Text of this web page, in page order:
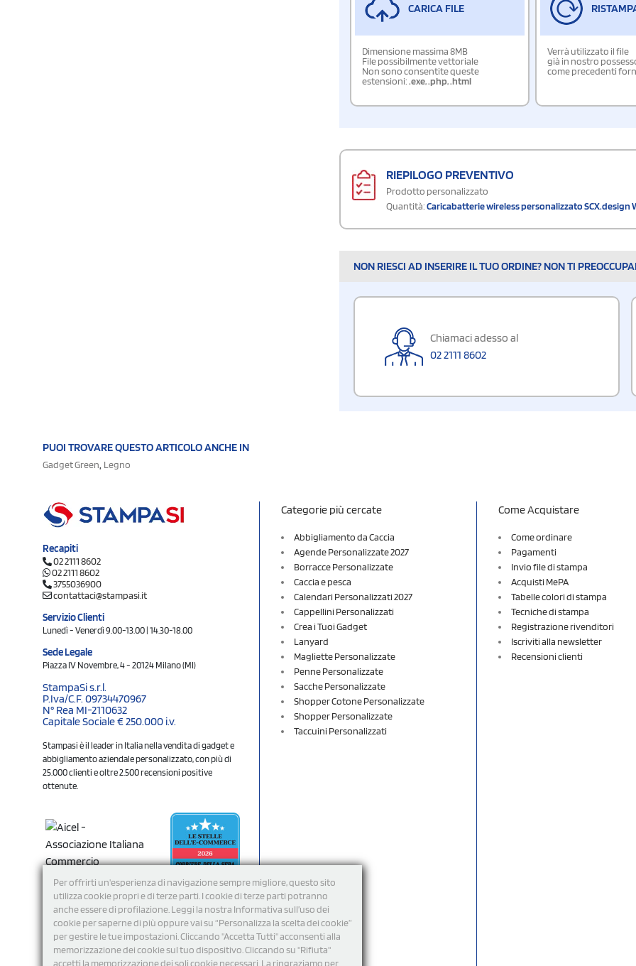
Per offrirti un'esperienza di navigazione sempre migliore, questo sito
utilizza cookie propri e di terze parti. I cookie di terze parti potranno
anche essere di profilazione. Leggi la nostra Informativa sull’uso dei
cookie per saperne di più oppure vai su “Personalizza la scelta dei cookie”
per gestire le tue impostazioni. Cliccando "Accetta Tutti" acconsenti alla
memorizzazione dei cookie sul tuo dispositivo. Cliccando su "Rifiuta"
accetti la memorizzazione dei soli cookie necessari. La ringraziamo per
CARICA FILE
Dimensione massima 8MB
File possibilmente vettoriale
Non sono consentite queste
estensioni:.exe,.php,.html
Verrà utilizzato il file
già in nostro
come precedenti
RIEPILOGO PREVENTIVO
Prodotto personalizzato
Quantità:Caricabatterie wireless personalizzato SCX.design
NON RIESCI AD INSERIRE IL TUO ORDINE? NON TI
Chiamaci adesso al
02 2111 8602
PUOI TROVARE QUESTO ARTICOLO ANCHE IN
Gadget Green Legno
Recapiti
02 2111 8602
02 2111 8602
3755036900
contattaci@stampasi.it
Servizio Clienti
Lunedì - Venerdì 9.00-13.00 | 14.30-18.00
Sede Legale
Piazza IV Novembre, 4 - 20124 Milano (MI)
StampaSi s.r.l.
P.Iva/C.F. 09734470967
N° Rea MI-2110632
Capitale Sociale € 250.000 i.v.
Stampasi è il leader in Italia nella vendita di gadget e
abbigliamento aziendale personalizzato, con più di
25.000 clienti e oltre 2.500 recensioni positive
ottenute.
Seguici
Categorie più cercate
Abbigliamento da Caccia
Agende Personalizzate 2027
Borracce Personalizzate
Caccia e pesca
Calendari Personalizzati 2027
Cappellini Personalizzati
Crea i Tuoi Gadget
Lanyard
Magliette Personalizzate
Penne Personalizzate
Sacche Personalizzate
Shopper Cotone Personalizzate
Shopper Personalizzate
Taccuini Personalizzati
Come Acquistare
Come ordinare
Pagamenti
Invio file di stampa
Acquisti MePA
Tabelle colori di stampa
Tecniche di stampa
Registrazione rivenditori
Iscriviti alla newsletter
Recensioni clienti